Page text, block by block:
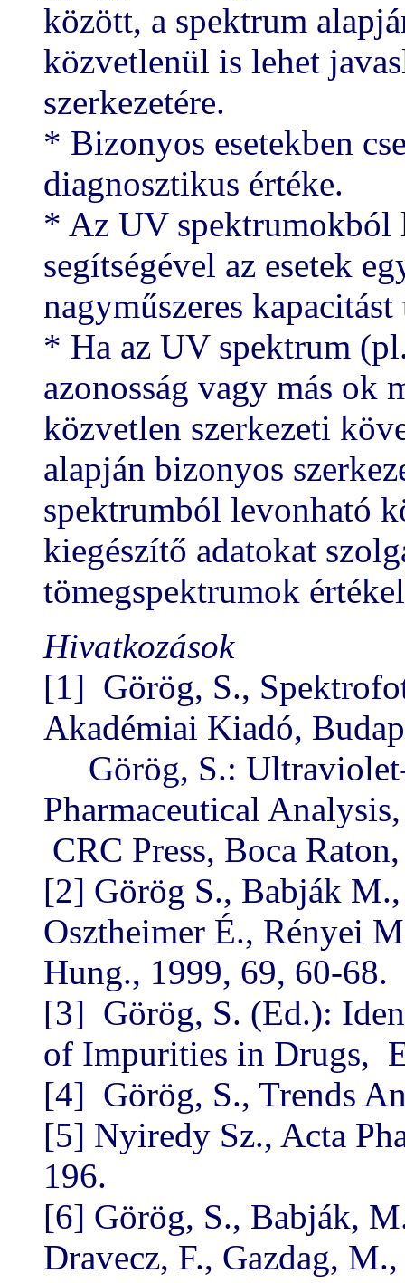
között, a spektrum
közvetlenül is lehet
szerkezetére.
* Bizonyos esetekben
diagnosztikus értéke.
* Az UV spektrumokból
segítségével az esetek
nagyműszeres
* Ha az UV spektrum
azonosság vagy más ok
közvetlen szerkezeti
alapján bizonyos
spektrumból levonható
kiegészítő adatokat
tömegspektrumok
Hivatkozások
[1] Görög, S.,
Akadémiai Kiadó,
Görög, S.:
Pharmaceutical Analysis,
CRC Press, Boca
[2] Görög S., Babják
Osztheimer É., Rényei
Hung., 1999, 69, 60-68.
[3] Görög, S. (Ed.):
of Impurities in Drugs,
[4] Görög, S., Trends
[5] Nyiredy Sz., Acta
196.
[6] Görög, S., Babják,
Dravecz, F., Gazdag,